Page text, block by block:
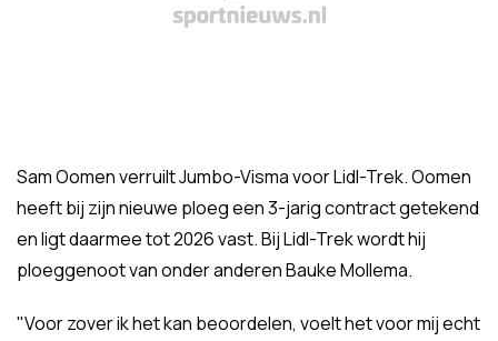
Sam Oomen verruilt Jumbo-Visma voor Lidl-Trek. Oomen
heeft bij zijn nieuwe ploeg een 3-jarig contract getekend
en ligt daarmee tot 2026 vast. Bij Lidl-Trek wordt hij
ploeggenoot van onder anderen Bauke Mollema.
"Voor zover ik het kan beoordelen, voelt het voor mij echt